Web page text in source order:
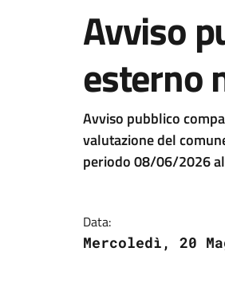
Avviso
esterno
Avviso pubblico
valutazione del
periodo 08/06/2026
Data:
Mercoledì, 20